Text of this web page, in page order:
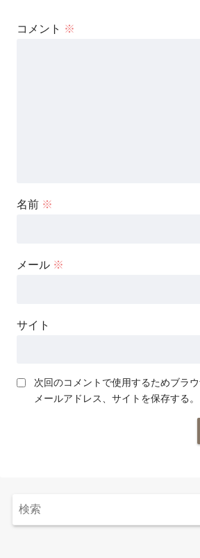
コメント ※
名前 ※
メール ※
サイト
次回のコメントで使用するためブラウ
メールアドレス、サイトを保存する。